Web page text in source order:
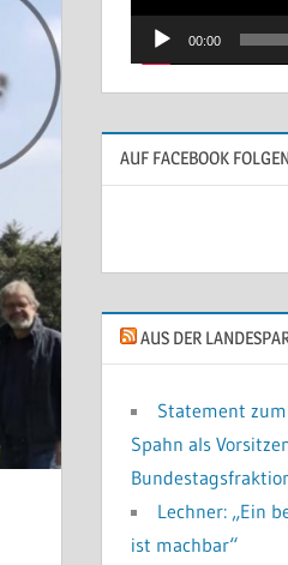
00:00
AUF FACEBOOK FOLGEN
AUS DER
Statement
Spahn als
Lechner: „Ein
ist machbar“